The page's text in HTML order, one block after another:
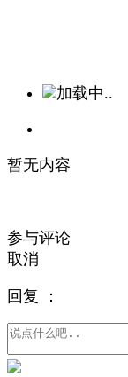
加载中..
暂无内容
参与评论
取消
回复 ：